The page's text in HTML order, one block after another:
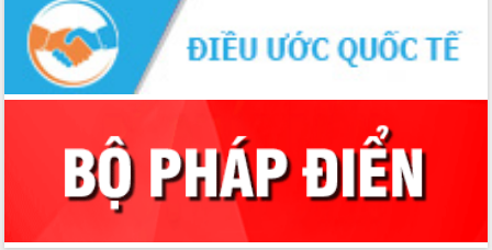
Ứng dụng sinh trắc học - Bước tiến
trong hành trình chuyển đổi số tại Đắk
Lắk
Đắk Lắk nâng cao hiệu quả công tác
Đắk Lắk đẩy mạnh nuôi biển công
nghệ, hướng tới phát triển thủy sản
bền vững
Tập huấn nâng cao năng lực triển khai
chuyển đổi số cho cán bộ, công chức